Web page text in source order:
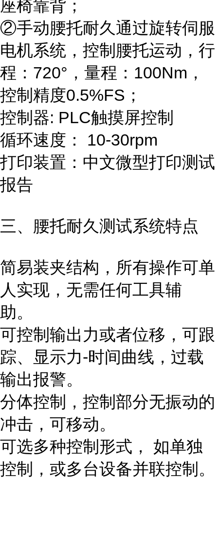
座椅靠背；
②手动腰托耐久通过旋转伺服
电机系统，控制腰托运动，行
程：720°，量程：100Nm，
控制精度0.5%FS；
控制器: PLC触摸屏控制
循环速度： 10-30rpm
打印装置：中文微型打印测试
报告
三、腰托耐久测试系统特点
简易装夹结构，所有操作可单
人实现，无需任何工具辅
助。
可控制输出力或者位移，可跟
踪、显示力-时间曲线，过载
输出报警。
分体控制，控制部分无振动的
冲击，可移动。
可选多种控制形式， 如单独
控制，或多台设备并联控制。